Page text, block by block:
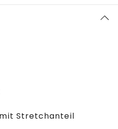
Stretchanteil